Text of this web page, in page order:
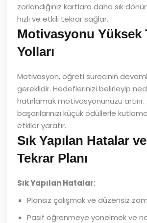
zorlandığınız kartlara daha sık
hızlı ve etkili tekrar sağlar.
Motivasyonu Yüksek
Yolları
Motivasyon, öğreti sürecinin
gereklidir. Hedeflerinizi belirleyip
hatırlamak motivasyonunuzu artırır.
başarılarınızı küçük ödüllerle
etkiler yaratır.
Sık Yapılan Hatalar ve
Tekrar Planı
Sık Yapılan Hatalar:
Plansız çalışmak ve düzensiz
Pasif öğrenmeye yönelmek ve